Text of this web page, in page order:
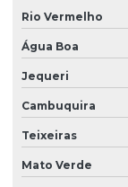
Rio Vermelho
Água Boa
Jequeri
Cambuquira
Teixeiras
Mato Verde